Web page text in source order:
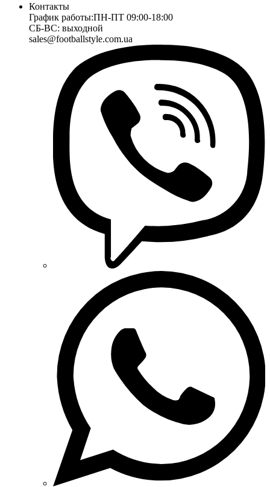
Контакты
График работы:ПН-ПТ 09:00-18:00
СБ-ВС: выходной
sales@footballstyle.com.ua